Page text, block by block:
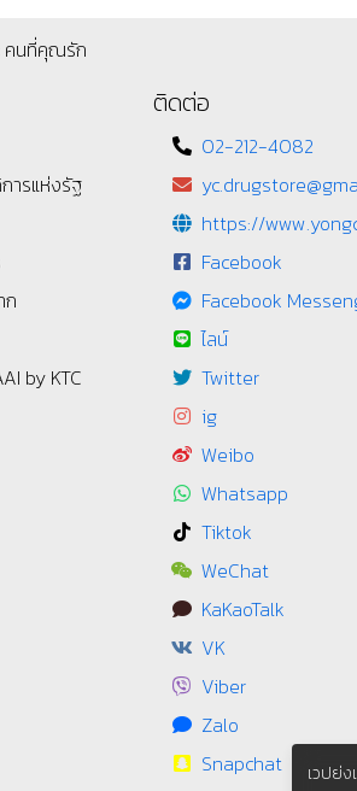
คนที่คุณรัก
ารแห่งรัฐ
ก
by KTC
ติดต่อ
02-212-4082
https://
Facebook
Facebook
ไลน์
Twitter
ig
Weibo
Whatsapp
Tiktok
WeChat
KaKaoTalk
VK
Viber
Zalo
Snapchat
เวปย่